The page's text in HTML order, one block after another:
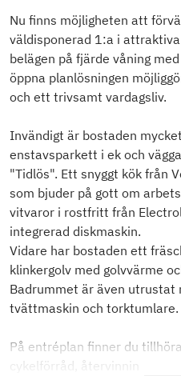
Nu finns möjligheten att
väldisponerad 1:a i
belägen på fjärde våning
öppna planlösningen
och ett trivsamt vardagsliv.
Invändigt är bostaden
enstavsparkett i ek och
"Tidlös". Ett snyggt kök från
som bjuder på gott om
vitvaror i rostfritt från
integrerad diskmaskin.
Vidare har bostaden ett
klinkergolv med golvvärme
Badrummet är även utrustat
tvättmaskin och torktumlare.
På entréplan finner du
cykelförråd, återvinnin